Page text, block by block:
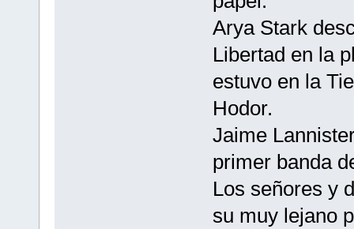
Arya Stark
Libertad en la
estuvo en la
Hodor.
Jaime
primer banda
Los señores y
su muy lejano